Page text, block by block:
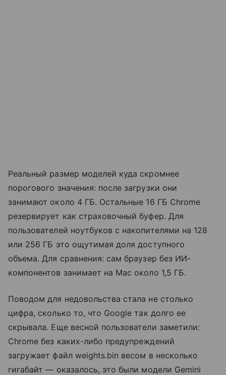
Реальный размер моделей куда скромнее
порогового значения: после загрузки они
занимают около 4 ГБ. Остальные 16 ГБ Chrome
резервирует как страховочный буфер. Для
пользователей ноутбуков с накопителями на 128
или 256 ГБ это ощутимая доля доступного
объема. Для сравнения: сам браузер без ИИ-
компонентов занимает на Mac около 1,5 ГБ.
Поводом для недовольства стала не столько
цифра, сколько то, что Google так долго ее
скрывала. Еще весной пользователи заметили:
Chrome без каких-либо предупреждений
загружает файл weights.bin весом в несколько
гигабайт — оказалось, это были модели Gemini